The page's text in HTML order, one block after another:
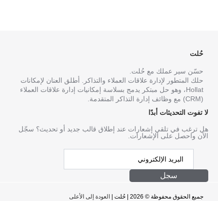
حُلت
حسّن سير عملك مع حُلت.
حلك المتطور لإدارة علاقات العملاء والتذاكر. أطلق العنان لإمكانات
Hollat، وهو حل مبتكر يدمج بسلاسة إمكانيات إدارة علاقات العملاء
(CRM) مع وظائف إدارة التذاكر المتقدمة.
هل ترغب في تلقي إشعارات عند إطلاق قالب جديد أو تحديث؟ سجّل
الآن واحصل على الإشعارات.
لا تفوت التحديثات أبدًا
سجل
جميع الحقوق محفوظة © 2026 | حُلت | العودة إلى الأعلى